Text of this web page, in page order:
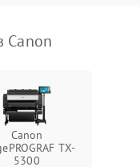
Canon
Canon
TX-
5300